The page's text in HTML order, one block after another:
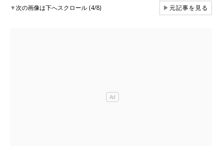
▼次の画像は下へスクロール (4/8) ▶元記事を見る